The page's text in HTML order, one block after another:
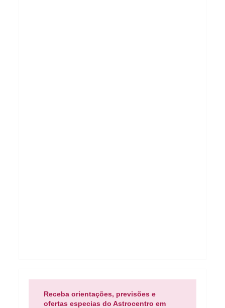
Receba orientações, previsões e
ofertas especias do Astrocentro em